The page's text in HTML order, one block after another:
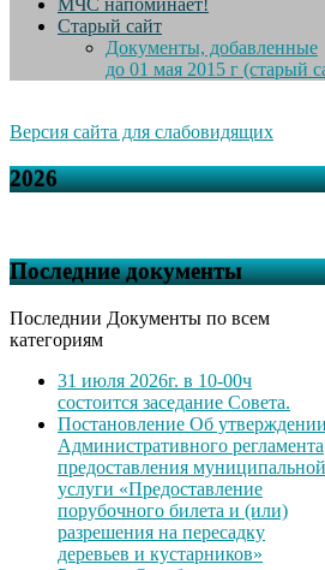
МЧС напоминает!
Старый сайт
Документы, добавленные
до 01 мая 2015 г (старый
Версия сайта для слабовидящих
2026
Последние документы
Последнии Документы по всем
категориям
31 июля 2026г. в 10-00ч
состоится заседание Совета.
Постановление Об утверждении
Административного регламента
предоставления муниципальной
услуги «Предоставление
порубочного билета и (или)
разрешения на пересадку
деревьев и кустарников»